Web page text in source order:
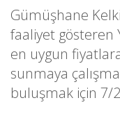
Gümüşhane
faaliyet gösteren
en uygun
sunmaya
buluşmak için 7/